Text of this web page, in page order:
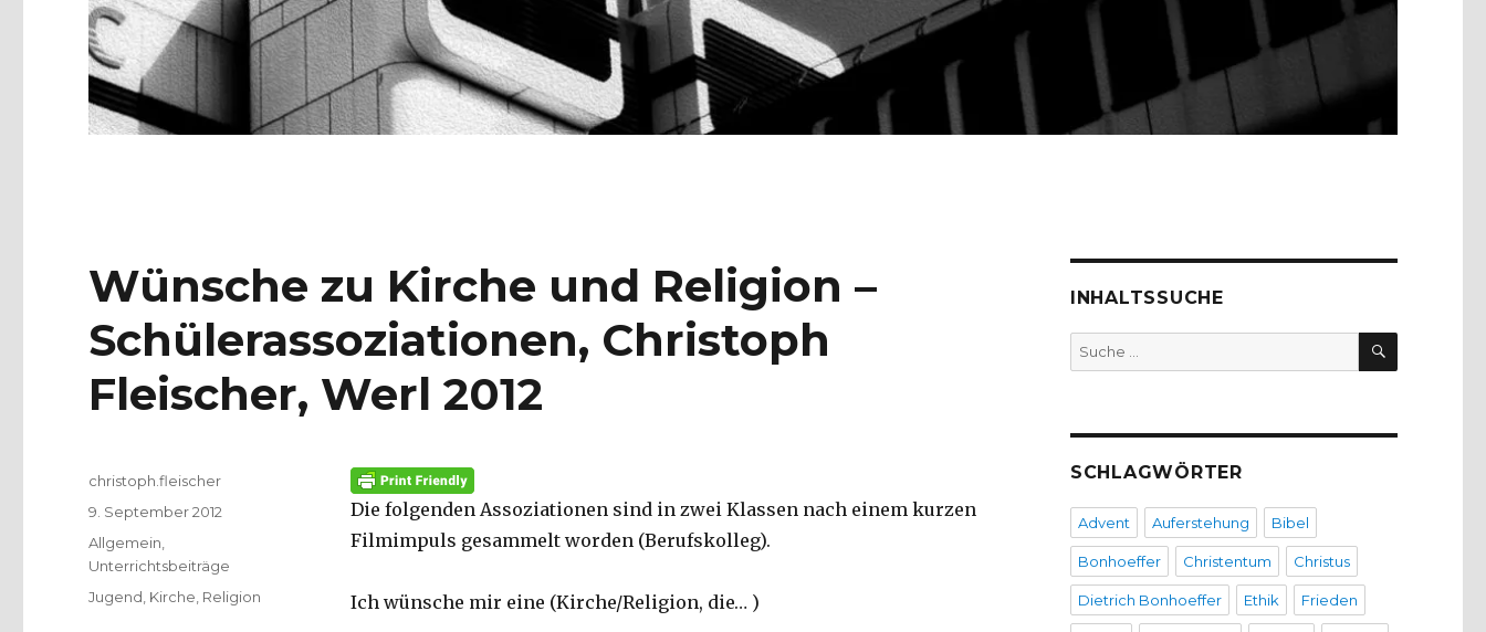
Wünsche zu Kirche und Religion –
Schülerassoziationen, Christoph
Fleischer, Werl 2012
Die folgenden Assoziationen sind in zwei Klassen nach einem kurzen
Filmimpuls gesammelt worden (Berufskolleg).
Ich wünsche mir eine (Kirche/Religion, die… )
Autor
christoph.fleischer
Veröffentlicht
am
9. September 2012
Kategorien
Allgemein
Unterrichtsbeiträge
Schlagwörter
Jugend Kirche Religion
INHALTSSUCHE
Suche
nach:
SUCHEN
SCHLAGWÖRTER
Advent Auferstehung Bibel
Bonhoeffer Christentum Christus
Dietrich Bonhoeffer Ethik Frieden